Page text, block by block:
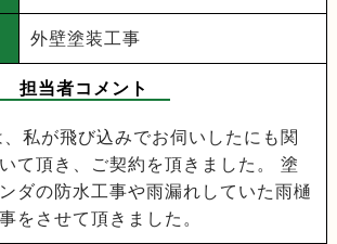
外壁塗装工事
担当者コメント
私が飛び込みでお伺いしたにも関
て頂き、ご契約を頂きました。 塗
ダの防水工事や雨漏れしていた雨樋
をさせて頂きました。